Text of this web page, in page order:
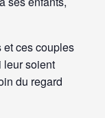
et ces couples
leur soient
du regard